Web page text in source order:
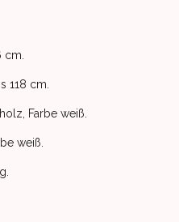
cm.
118 cm.
Farbe weiß.
weiß.